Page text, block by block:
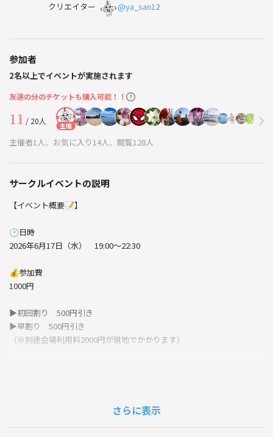
クリエイター
@ya_san12
参加者
2名以上でイベントが実施されます
友達の分のチケットも購入可能！！
11 / 20人 主催
主催者1人、お気に入り14人、閲覧128人
サークルイベントの説明
【イベント概要📝】
🕑日時
2026年6月17日（水） 19:00〜22:30
💰参加費
1000円
▶︎初回割り 500円引き
▶︎早割り 500円引き
（※別途会場利用料2000円が現地でかかります）
「ボードゲーム興味あるけどやったことない…」
さらに表示